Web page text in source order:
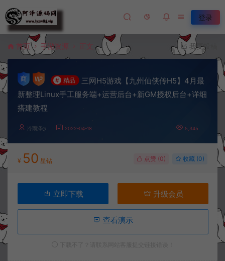
登录
首页 手游资源 正文 我要投稿
# 精品
三网H5游戏【九州仙侠传H5】4月最
新整理Linux手工服务端+运营后台+新GM授权后台+详细
搭建教程
冷雨泽ღ 2022-04-18 5,345
¥ 50 星钻 点赞 (0) 收藏 (0)
立即下载 升级会员
查看演示